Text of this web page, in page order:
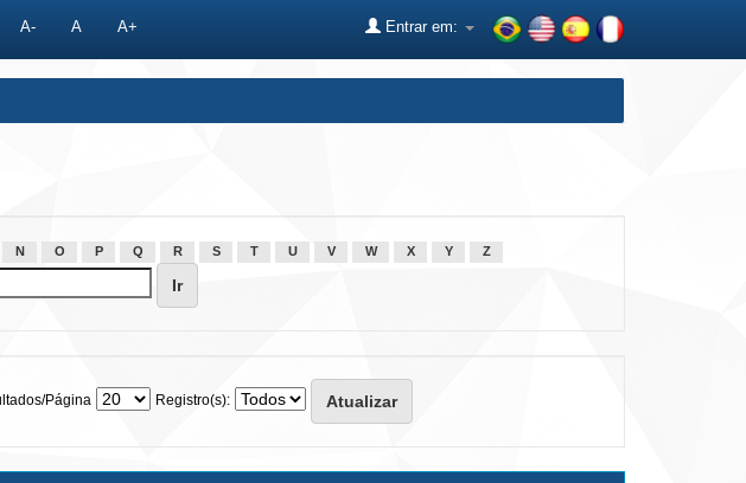
A- A A+ Entrar em:
N O P Q R S T U V W X Y Z
Página Registro(s):